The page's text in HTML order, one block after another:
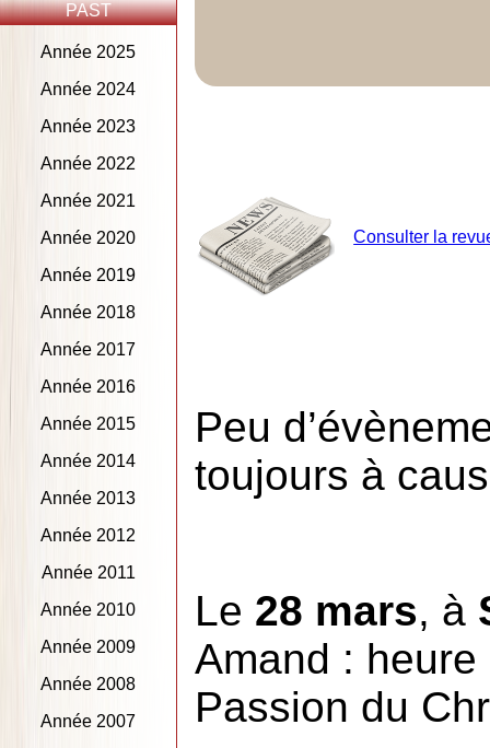
PAST
Année 2025
Année 2024
Année 2023
Année 2022
Année 2021
Année 2020
Année 2019
Année 2018
Année 2017
Année 2016
Année 2015
Année 2014
Année 2013
Année 2012
Année 2011
Année 2010
Année 2009
Année 2008
Année 2007
Consulter la
Peu
toujours à
Le 28 mars, à
Amand :
Passion du